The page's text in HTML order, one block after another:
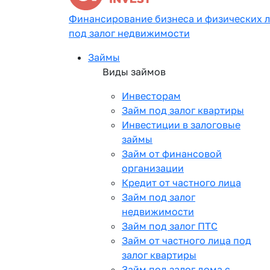
Финансирование бизнеса и физических
под залог недвижимости
Займы
Виды займов
Инвесторам
Займ под залог квартиры
Инвестиции в залоговые
займы
Займ от финансовой
организации
Кредит от частного лица
Займ под залог
недвижимости
Займ под залог ПТС
Займ от частного лица под
залог квартиры